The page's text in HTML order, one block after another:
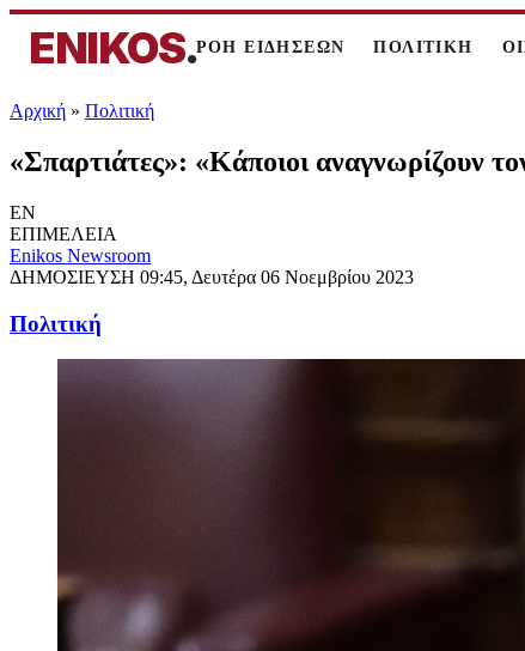
ENIKOS.ΡΟΗ ΕΙΔΗΣΕΩΝ ΠΟΛΙΤΙΚΗ
Αρχική » Πολιτική
«Σπαρτιάτες»: «Κάποιοι αναγνωρίζουν
EN
ΕΠΙΜΕΛΕΙΑ
Enikos Newsroom
ΔΗΜΟΣΙΕΥΣΗ 09:45, Δευτέρα 06 Νοεμβρίου 2023
Πολιτική